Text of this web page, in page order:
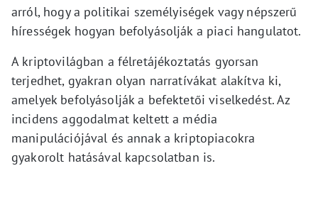
arról, hogy a politikai személyiségek vagy népszerű
hírességek hogyan befolyásolják a piaci hangulatot.
A kriptovilágban a félretájékoztatás gyorsan
terjedhet, gyakran olyan narratívákat alakítva ki,
amelyek befolyásolják a befektetői viselkedést. Az
incidens aggodalmat keltett a média
manipulációjával és annak a kriptopiacokra
gyakorolt hatásával kapcsolatban is.